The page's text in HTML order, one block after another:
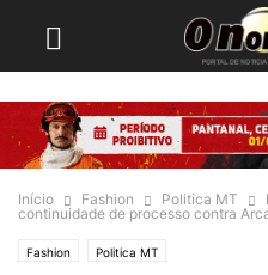
Início Fashion Politica MT
continuidade de processo contra
Fashion Politica MT